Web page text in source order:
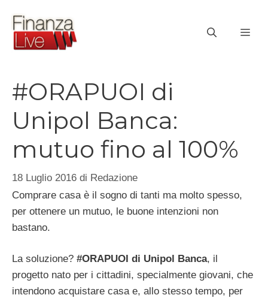
contenuto
#ORAPUOI di
Unipol Banca:
mutuo fino al 100%
18 Luglio 2016 di Redazione
Comprare casa è il sogno di tanti ma molto spesso,
per ottenere un mutuo, le buone intenzioni non
bastano.
La soluzione? #ORAPUOI di Unipol Banca, il
progetto nato per i cittadini, specialmente giovani, che
intendono acquistare casa e, allo stesso tempo, per